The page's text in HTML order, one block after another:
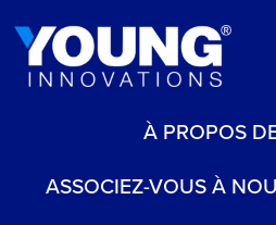
À PROPOS
ASSOCIEZ-VOUS À